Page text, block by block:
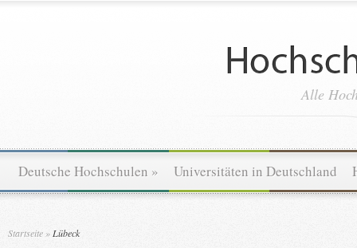
Alle
Deutsche Hochschulen » Universitäten in Deutschland
Startseite » Lübeck